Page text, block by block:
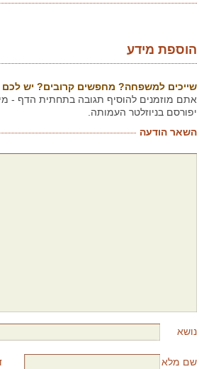
הוספת מידע
שייכים למשפחה? מחפשים קרובים? יש לכם
אתם מוזמנים להוסיף תגובה בתחתית הדף -
יפורסם בניוזלטר העמותה.
השאר הודעה
שם מלא
נושא